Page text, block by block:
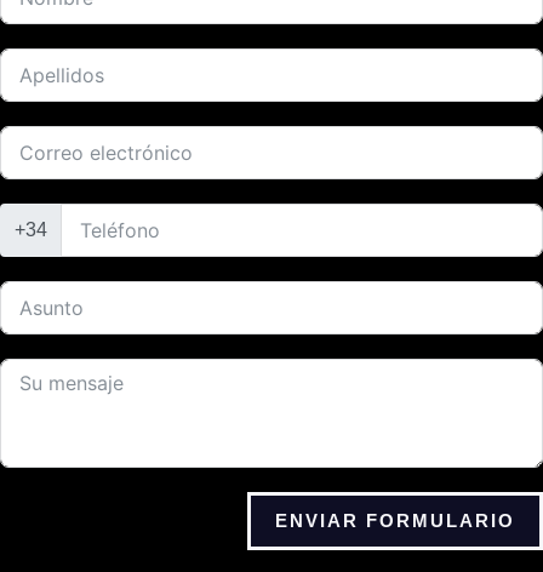
+34
ENVIAR FORMULARIO